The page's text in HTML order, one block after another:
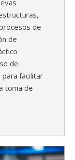
de
de
de
facilitar
toma de